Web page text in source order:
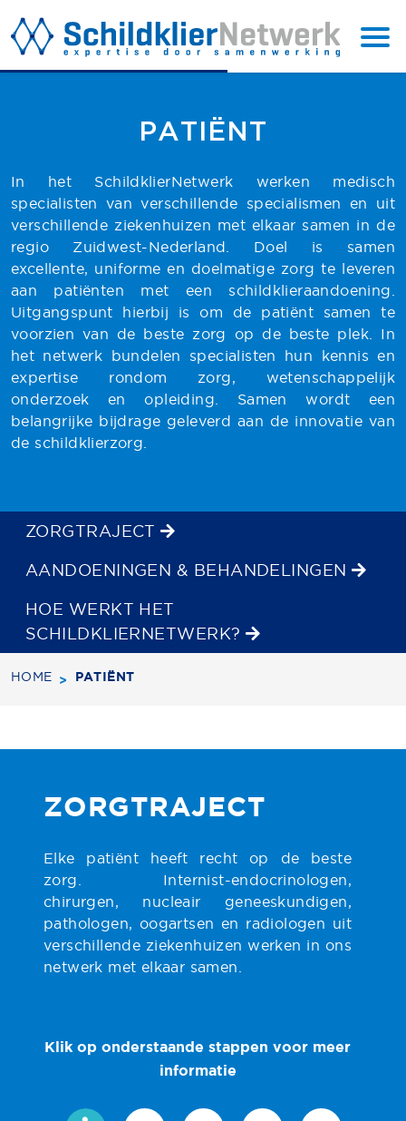
PATIËNT
In het SchildklierNetwerk werken medisch
specialisten van verschillende specialismen en uit
verschillende ziekenhuizen met elkaar samen in de
regio Zuidwest-Nederland. Doel is samen
excellente, uniforme en doelmatige zorg te leveren
aan patiënten met een schildklieraandoening.
Uitgangspunt hierbij is om de patiënt samen te
voorzien van de beste zorg op de beste plek. In
het netwerk bundelen specialisten hun kennis en
expertise rondom zorg, wetenschappelijk
onderzoek en opleiding. Samen wordt een
belangrijke bijdrage geleverd aan de innovatie van
de schildklierzorg.
ZORGTRAJECT
AANDOENINGEN & BEHANDELINGEN
HOE WERKT HET
SCHILDKLIERNETWERK?
HOME PATIËNT
ZORGTRAJECT
Elke patiënt heeft recht op de beste
zorg. Internist-endocrinologen,
chirurgen, nucleair geneeskundigen,
pathologen, oogartsen en radiologen uit
verschillende ziekenhuizen werken in ons
netwerk met elkaar samen.
Klik op onderstaande stappen voor meer
informatie